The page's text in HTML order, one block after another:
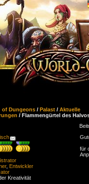
of Dungeons / Palast / Aktuelle
/ Flammengürtel des
, Entwickler
Kreativität
für